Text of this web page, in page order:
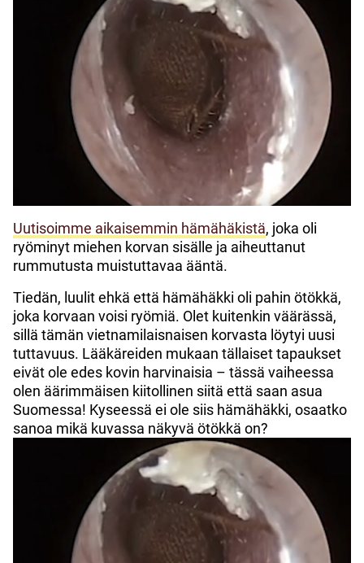
Uutisoimme aikaisemmin hämähäkistä, joka oli
ryöminyt miehen korvan sisälle ja aiheuttanut
rummutusta muistuttavaa ääntä.
Tiedän, luulit ehkä että hämähäkki oli pahin ötökkä,
joka korvaan voisi ryömiä. Olet kuitenkin väärässä,
sillä tämän vietnamilaisnaisen korvasta löytyi uusi
tuttavuus. Lääkäreiden mukaan tällaiset tapaukset
eivät ole edes kovin harvinaisia – tässä vaiheessa
olen äärimmäisen kiitollinen siitä että saan asua
Suomessa! Kyseessä ei ole siis hämähäkki, osaatko
sanoa mikä kuvassa näkyvä ötökkä on?